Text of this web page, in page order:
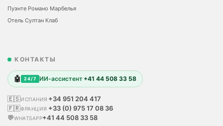
Пуэнте Романо Марбелья
Отель Султан Клаб
КОНТАКТЫ
🤖 24/7 ИИ-ассистент +41 44 508 33 58
🇪🇸ИСПАНИЯ +34 951 204 417
🇫🇷ФРАНЦИЯ +33 (0) 975 17 08 36
💬WHATSAPP+41 44 508 33 58